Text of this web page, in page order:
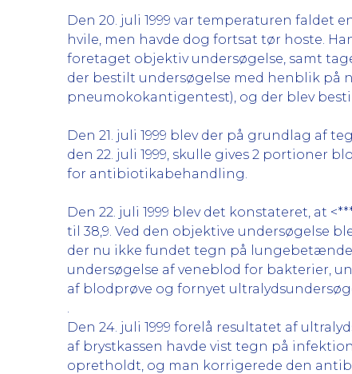
Den 20. juli 1999 var temperaturen faldet
hvile, men havde dog fortsat tør hoste.
foretaget objektiv undersøgelse, samt
der bestilt undersøgelse med henblik på
pneumokokantigentest), og der blev
Den 21. juli 1999 blev der på grundlag af
den 22. juli 1999, skulle gives 2 portioner
for antibiotikabehandling.
Den 22. juli 1999 blev det konstateret, at
til 38,9. Ved den objektive undersøgelse
der nu ikke fundet tegn på
undersøgelse af veneblod for bakterier,
af blodprøve og fornyet
.
Den 24. juli 1999 forelå resultatet af
af brystkassen havde vist tegn på
opretholdt, og man korrigerede den